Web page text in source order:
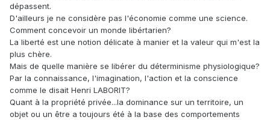
dépassent.
D'ailleurs je ne considère pas l'économie comme une science.
Comment concevoir un monde libértarien?
La liberté est une notion délicate à manier et la valeur qui m'est la
plus chère.
Mais de quelle manière se libérer du déterminisme physiologique?
Par la connaissance, l'imagination, l'action et la conscience
comme le disait Henri LABORIT?
Quant à la propriété privée...la dominance sur un territoire, un
objet ou un être a toujours été à la base des comportements